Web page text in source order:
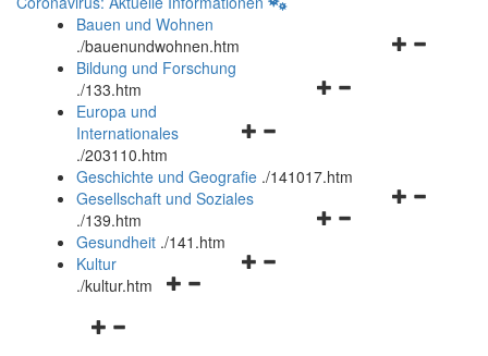
Bauen und Wohnen
./bauenundwohnen.htm
Navigationsmenü
Bildung und Forschung
./133.htm
Navigationsmenü
und
schließen
Europa und
Internationales
./203110.htm
Geschichte und Geografie ./141017.htm
Navigationsmenü
Gesellschaft und Soziales
./139.htm
Navigationsmenü
Gesundheit ./141.htm
Navigationsmenü
Kultur
./kultur.htm
Navigationsmenü